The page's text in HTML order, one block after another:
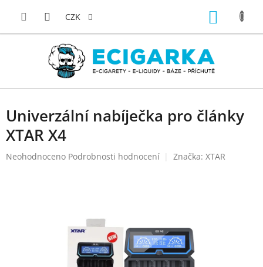
CZK
Univerzální nabíječka pro články
XTAR X4
Průměrné
Neohodnoceno Podrobnosti hodnocení Značka: XTAR